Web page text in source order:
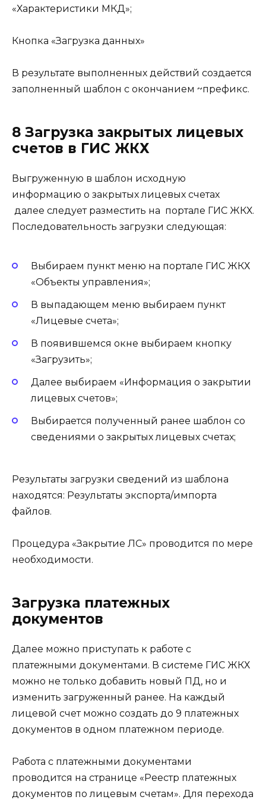
«Характеристики МКД»;
Кнопка «Загрузка данных»
В результате выполненных действий создается
заполненный шаблон с окончанием ~префикс.
8 Загрузка закрытых лицевых
счетов в ГИС ЖКХ
Выгруженную в шаблон исходную
информацию о закрытых лицевых счетах
далее следует разместить на портале ГИС ЖКХ.
Последовательность загрузки следующая:
Выбираем пункт меню на портале ГИС ЖКХ
«Объекты управления»;
В выпадающем меню выбираем пункт
«Лицевые счета»;
В появившемся окне выбираем кнопку
«Загрузить»;
Далее выбираем «Информация о закрытии
лицевых счетов»;
Выбирается полученный ранее шаблон со
сведениями о закрытых лицевых счетах;
Результаты загрузки сведений из шаблона
находятся: Результаты экспорта/импорта
файлов.
Процедура «Закрытие ЛС» проводится по мере
необходимости.
Загрузка платежных
документов
Далее можно приступать к работе с
платежными документами. В системе ГИС ЖКХ
можно не только добавить новый ПД, но и
изменить загруженный ранее. На каждый
лицевой счет можно создать до 9 платежных
документов в одном платежном периоде.
Работа с платежными документами
проводится на странице «Реестр платежных
документов по лицевым счетам». Для перехода